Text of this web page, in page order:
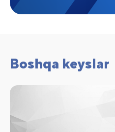
Boshqa keyslar